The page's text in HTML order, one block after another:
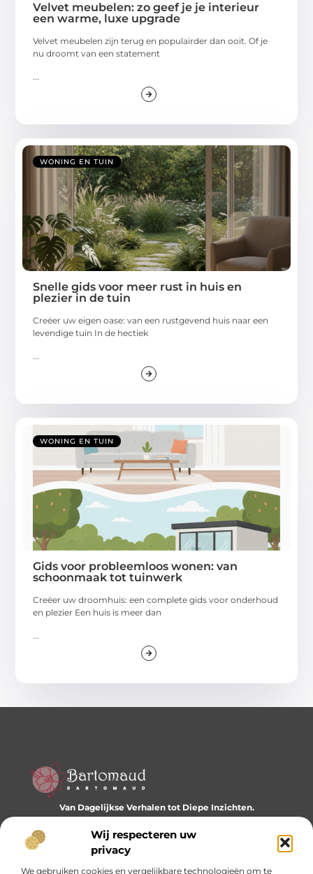
Wij respecteren uw
privacy
We gebruiken cookies en vergelijkbare technologieën om te
Velvet meubelen: zo geef je je interieur
een warme, luxe upgrade
Velvet meubelen zijn terug en populairder dan ooit. Of je
nu droomt van een statement
WONING EN TUIN
Snelle gids voor meer rust in huis en
plezier in de tuin
Creëer uw eigen oase: van een rustgevend huis naar een
levendige tuin In de hectiek
WONING EN TUIN
Gids voor probleemloos wonen: van
schoonmaak tot tuinwerk
Creëer uw droomhuis: een complete gids voor onderhoud
en plezier Een huis is meer dan
Van Dagelijkse Verhalen tot Diepe Inzichten.
Ontdek een wereld vol diverse blogs en artikelen die je
dagelijks inspireren en nieuwe perspectieven bieden.